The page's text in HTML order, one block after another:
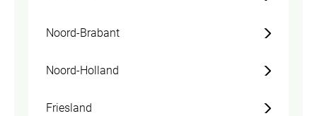
Noord-Brabant
Noord-Holland
Friesland